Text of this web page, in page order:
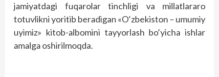
jamiyatdagi fuqarolar tinchligi va millatlararo
totuvlikni yoritib beradigan «O‘zbekiston – umumiy
uyimiz» kitob-albomini tayyorlash bo‘yicha ishlar
amalga oshirilmoqda.